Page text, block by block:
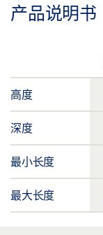
产品说明书
高度
深度
最小长度
最大长度